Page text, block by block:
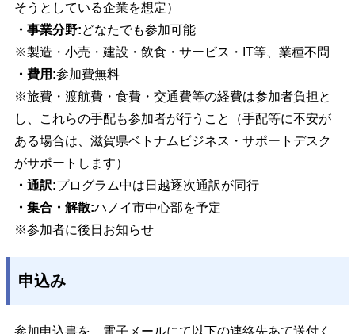
そうとしている企業を想定）
・事業分野:どなたでも参加可能
※製造・小売・建設・飲食・サービス・IT等、業種不問
・費用:参加費無料
※旅費・渡航費・食費・交通費等の経費は参加者負担と
し、これらの手配も参加者が行うこと（手配等に不安が
ある場合は、滋賀県ベトナムビジネス・サポートデスク
がサポートします）
・通訳:プログラム中は日越逐次通訳が同行
・集合・解散:ハノイ市中心部を予定
※参加者に後日お知らせ
申込み
参加申込書を、電子メールにて以下の連絡先あて送付く